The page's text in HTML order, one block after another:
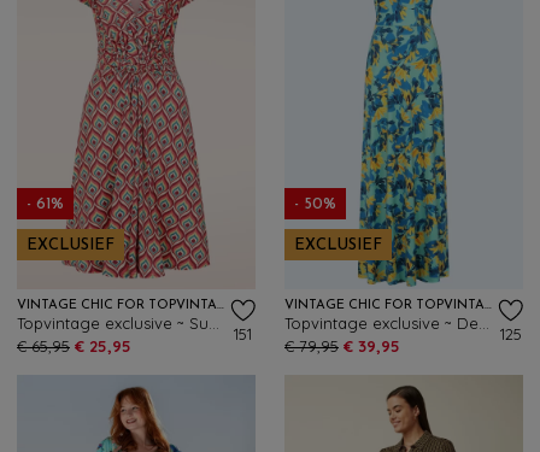
- 61%
EXCLUSIEF
VINTAGE CHIC FOR TOPVINTAGE
€ 65,95 € 25,95
151
- 50%
EXCLUSIEF
VINTAGE CHIC FOR TOPVINTAGE
€ 79,95 € 39,95
125